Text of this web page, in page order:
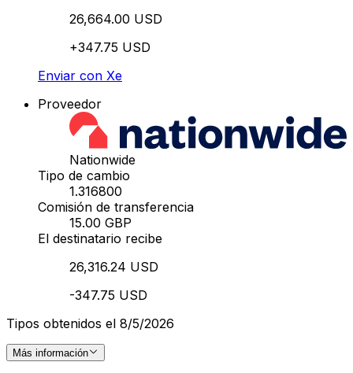
26,664.00 USD
+347.75 USD
Enviar con Xe
Proveedor
Nationwide
Tipo de cambio
1.316800
Comisión de transferencia
15.00 GBP
El destinatario recibe
26,316.24 USD
-347.75 USD
Tipos obtenidos el 8/5/2026
Más información